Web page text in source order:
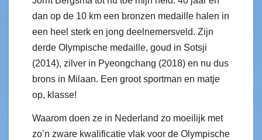
dan op de 10 km een bronzen medaille halen in
een heel sterk en jong deelnemersveld. Zijn
derde Olympische medaille, goud in Sotsji
(2014), zilver in Pyeongchang (2018) en nu dus
brons in Milaan. Een groot sportman en matje
op, klasse!
Waarom doen ze in Nederland zo moeilijk met
zo’n zware kwalificatie vlak voor de Olympische